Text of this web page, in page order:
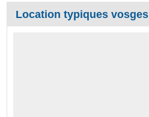
Location typiques vosges